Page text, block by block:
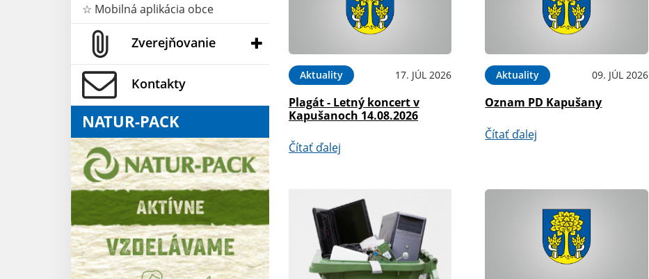
☆ Mobilná aplikácia obce
Zverejňovanie
Kontakty
NATUR-PACK
Aktuality 17. JÚL 2026
Plagát - Letný koncert v
Kapušanoch 14.08.2026
Čítať ďalej
Aktuality 09. JÚL 2026
Oznam PD Kapušany
Čítať ďalej